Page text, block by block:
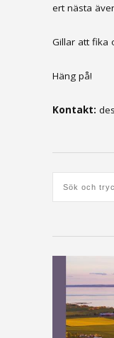
ert nästa
Gillar att fika
Häng på!
Kontakt: